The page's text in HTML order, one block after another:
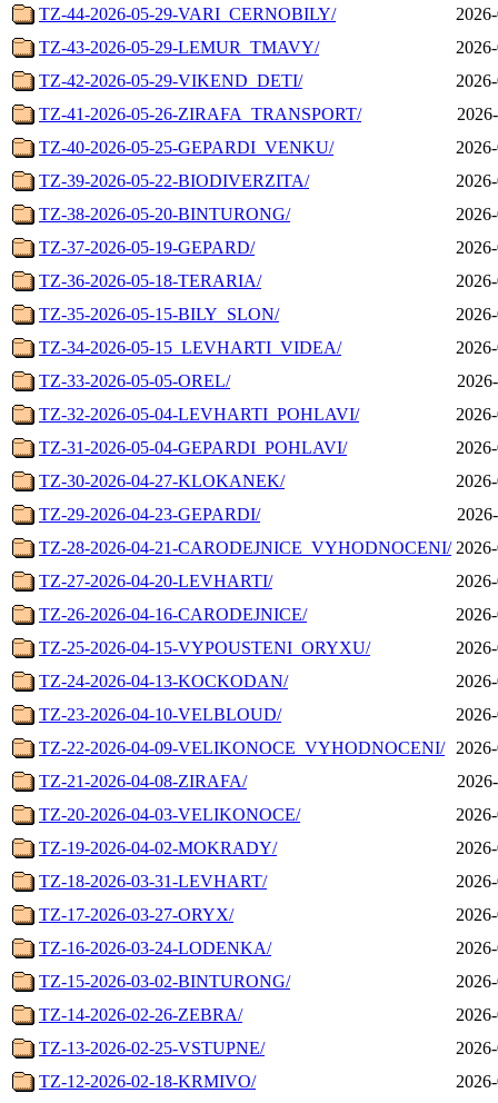
TZ-44-2026-05-29-VARI_CERNOBILY/
TZ-43-2026-05-29-LEMUR_TMAVY/
TZ-42-2026-05-29-VIKEND_DETI/
TZ-41-2026-05-26-ZIRAFA_TRANSPORT/
TZ-40-2026-05-25-GEPARDI_VENKU/
TZ-39-2026-05-22-BIODIVERZITA/
TZ-38-2026-05-20-BINTURONG/
TZ-37-2026-05-19-GEPARD/
TZ-36-2026-05-18-TERARIA/
TZ-35-2026-05-15-BILY_SLON/
TZ-34-2026-05-15_LEVHARTI_VIDEA/
TZ-33-2026-05-05-OREL/
TZ-32-2026-05-04-LEVHARTI_POHLAVI/
TZ-31-2026-05-04-GEPARDI_POHLAVI/
TZ-30-2026-04-27-KLOKANEK/
TZ-29-2026-04-23-GEPARDI/
TZ-28-2026-04-21-CARODEJNICE_VYHODNOCENI/
TZ-27-2026-04-20-LEVHARTI/
TZ-26-2026-04-16-CARODEJNICE/
TZ-25-2026-04-15-VYPOUSTENI_ORYXU/
TZ-24-2026-04-13-KOCKODAN/
TZ-23-2026-04-10-VELBLOUD/
TZ-22-2026-04-09-VELIKONOCE_VYHODNOCENI/
TZ-21-2026-04-08-ZIRAFA/
TZ-20-2026-04-03-VELIKONOCE/
TZ-19-2026-04-02-MOKRADY/
TZ-18-2026-03-31-LEVHART/
TZ-17-2026-03-27-ORYX/
TZ-16-2026-03-24-LODENKA/
TZ-15-2026-03-02-BINTURONG/
TZ-14-2026-02-26-ZEBRA/
TZ-13-2026-02-25-VSTUPNE/
TZ-12-2026-02-18-KRMIVO/